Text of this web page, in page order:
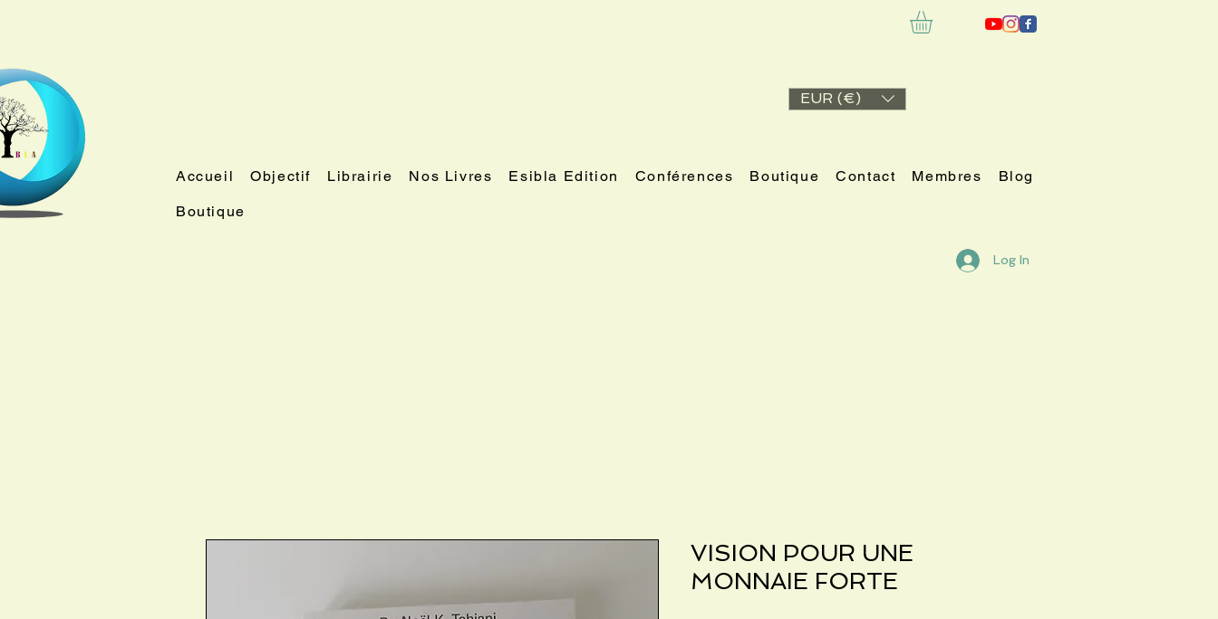
EUR (€)
Accueil Objectif Librairie Nos Livres Esibla Edition Conférences Boutique Contact Membres Blog
Boutique
Log In
VISION POUR UNE
MONNAIE FORTE